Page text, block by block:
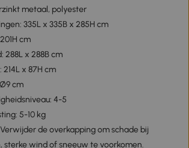
metaal, polyester
335L x 335B x 285H cm
cm
288L x 288B cm
x 87H cm
cm
4-5
5-10 kg
Verwijder de overkapping om schade bij
sterke wind of sneeuw te voorkomen.